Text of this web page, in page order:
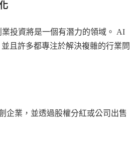
投資將是一個有潛力的領域。 AI
且許多都專注於解決複雜的行業問
企業，並透過股權分紅或公司出售